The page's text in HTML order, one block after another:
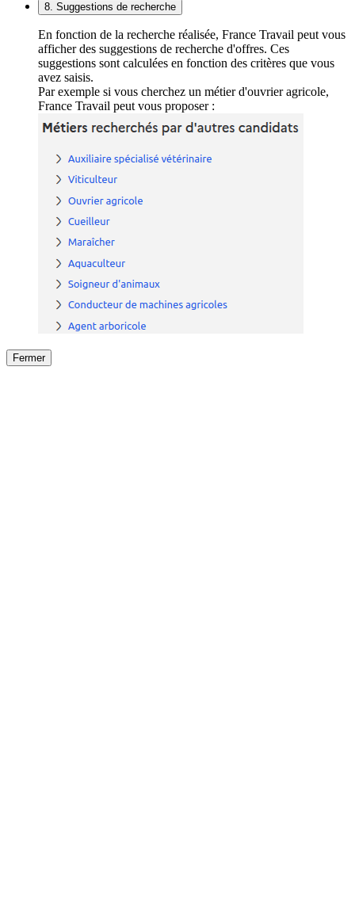
8. Suggestions de recherche
En fonction de la recherche réalisée, France Travail peut vous
afficher des suggestions de recherche d'offres. Ces
suggestions sont calculées en fonction des critères que vous
avez saisis.
Par exemple si vous cherchez un métier d'ouvrier agricole,
France Travail peut vous proposer :
Fermer